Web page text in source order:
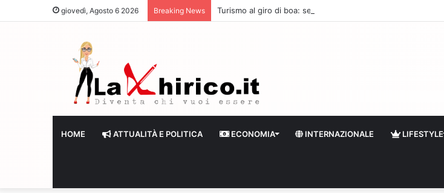
giovedì, Agosto 6 2026 Breaking News Turismo al giro di boa: sempre più stranieri in Riviera
HOME ATTUALITÀ E POLITICA ECONOMIA INTERNAZIONALE LIFESTYLE